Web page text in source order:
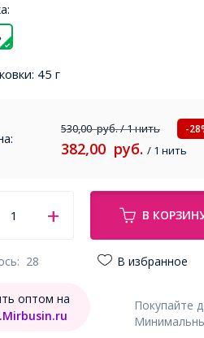
45 г
530,00руб./ 1 нить -
382,00 руб. / 1 нить
В
28 В избранное
Покупайте
оптом на